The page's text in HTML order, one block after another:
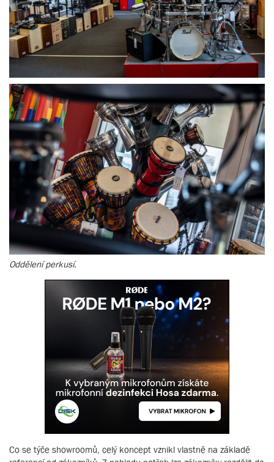
Oddělení perkusí.
Co se týče showroomů, celý koncept vznikl vlastně na základě